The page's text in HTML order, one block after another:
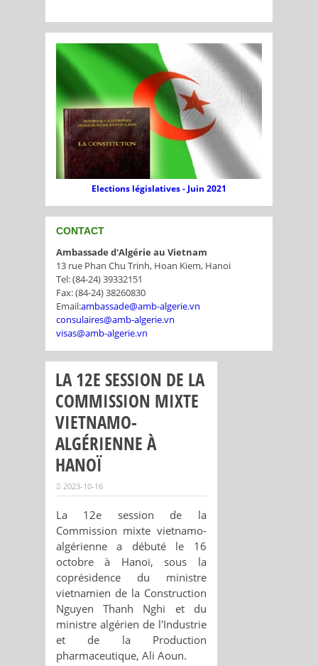
Elections législatives - Juin 2021
CONTACT
Ambassade d'Algérie au Vietnam
13 rue Phan Chu Trinh, Hoan Kiem, Hanoi
Tel: (84-24) 39332151
Fax: (84-24) 38260830
Email:ambassade@amb-algerie.vn
consulaires@amb-algerie.vn
visas@amb-algerie.vn
LA 12E SESSION DE LA
COMMISSION MIXTE
VIETNAMO-
ALGÉRIENNE À
HANOÏ
2023-10-16
La 12e session de la
Commission mixte vietnamo-
algérienne a débuté le 16
octobre à Hanoï, sous la
coprésidence du ministre
vietnamien de la Construction
Nguyen Thanh Nghi et du
ministre algérien de l'Industrie
et de la Production
pharmaceutique, Ali Aoun.